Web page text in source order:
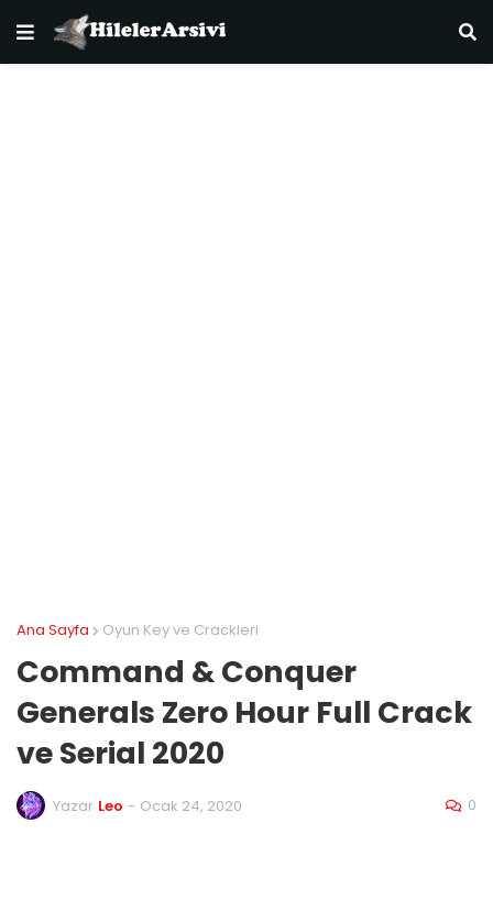
Ana Sayfa Oyun Key ve Crackleri
Command & Conquer
Generals Zero Hour Full Crack
ve Serial 2020
Yazar Leo - Ocak 24, 2020 0